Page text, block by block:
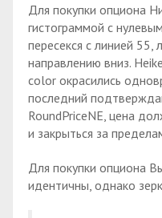
Для покупки опциона
гистограммой с
пересекся с линией 55,
направлению вниз.
color окрасились
последний
RoundPriceNE, цена
и закрыться за
Для покупки опциона
идентичны, однако